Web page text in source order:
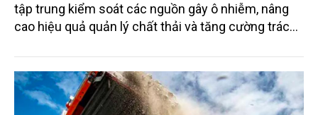
tập trung kiểm soát các nguồn gây ô nhiễm, nâng
cao hiệu quả quản lý chất thải và tăng cường trách
luật về môi trường tạo nền tảng cho mục tiêu phát
triển kinh tế - xã hội bền vững.